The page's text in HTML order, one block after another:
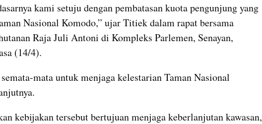
kami setuju dengan pembatasan kuota pengunjung yang
Nasional Komodo,” ujar Titiek dalam rapat bersama
Raja Juli Antoni di Kompleks Parlemen, Senayan,
(14/4).
mata untuk menjaga kelestarian Taman Nasional
kebijakan tersebut bertujuan menjaga keberlanjutan kawasan,